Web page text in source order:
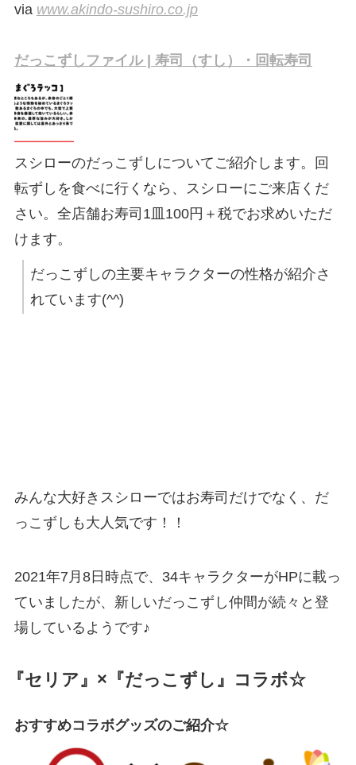
via www.akindo-sushiro.co.jp
だっこずしファイル | 寿司（すし）・回転寿司
スシローのだっこずしについてご紹介します。回
転ずしを食べに行くなら、スシローにご来店くだ
さい。全店舗お寿司1皿100円＋税でお求めいただ
けます。
だっこずしの主要キャラクターの性格が紹介さ
れています(^^)
みんな大好きスシローではお寿司だけでなく、だ
っこずしも大人気です！！
2021年7月8日時点で、34キャラクターがHPに載っ
ていましたが、新しいだっこずし仲間が続々と登
場しているようです♪
『セリア』×『だっこずし』コラボ☆
おすすめコラボグッズのご紹介☆